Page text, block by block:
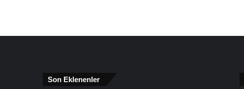
Son Eklenenler